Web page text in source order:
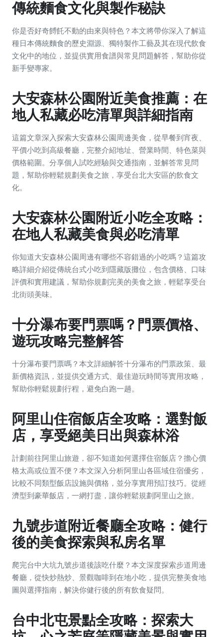
傳統麵食文化與製作秘訣
你是否好奇餺飥不動的由來與特色？本文將帶你深入了解這
種日本傳統麵食的歷史淵源、獨特製作工藝及其在現代飲食
文化中的地位，並提供實用食譜與常見問題解答，幫助你從
新手變專家。
大安森林公園附近美食推薦：在
地人私藏必吃清單與詳細指南
這篇文章深入探索大安森林公園周邊美食，從早餐到宵夜、
平價小吃到高級餐廳，完整介紹地址、營業時間、特色菜與
價格範圍。分享個人試吃經驗與交通指南，並解答常見問
題，幫助你輕鬆規劃美食之旅，享受台北大安區的飲食文
化。
大安森林公園附近小吃全攻略：
在地人私藏美食與必吃清單
你知道大安森林公園周邊有哪些不容錯過的小吃嗎？這篇攻
略詳細介紹從傳統台式小吃到隱藏版攤位，包含價格、口味
評價和實用建議，幫助你規劃完美的美食之旅，輕鬆享受台
北街頭美味。
十分瀑布要門票嗎？門票價格、
遊玩攻略完整解答
十分瀑布要門票嗎？本文詳細解答十分瀑布的門票政策、最
新價格資訊，並提供交通方式、最佳遊玩時間等實用攻略，
幫助你輕鬆規劃行程，避免白跑一趟。
阿里山住宿飯店全攻略：選對飯
店，享受絕美日出與森林浴
計劃前往阿里山旅遊，卻不知道如何選擇住宿飯店？擔心價
格太高或位置不便？本文深入分析阿里山各區域住宿優劣，
比較不同類型飯店設施與價格，並分享實用預訂技巧。從經
濟型到豪華飯店，一網打盡，讓你輕鬆規劃阿里山之旅。
九號步道附近餐廳全攻略：健行
後的美食探索與私房名單
爬完台中大坑九號步道後該吃什麼？本文深度探索步道周邊
餐廳，從快炒熱炒、景觀咖啡到在地小吃，提供完整美食地
圖與選擇指南，解決你健行後的所有飲食疑問。
台中北屯景點全攻略：探索大